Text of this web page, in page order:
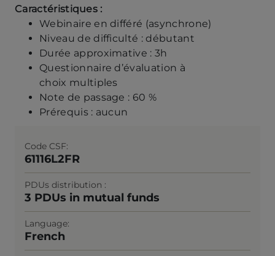
Caractéristiques :
Webinaire en différé (asynchrone)
Niveau de difficulté : débutant
Durée approximative : 3h
Questionnaire d’évaluation à
choix multiples
Note de passage : 60 %
Prérequis : aucun
Code CSF
61116L2FR
PDUs distribution
3 PDUs in mutual funds
Language
French